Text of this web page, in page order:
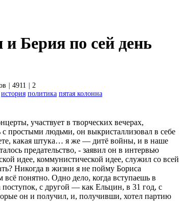
Берия по сей день
4911
2
история политика пятая колонна
участвует в творческих вечерах,
простыми людьми, он выкристаллизовал в себе
какая штука… я же — дитё войны, и в наше
предательство, - заявил он в интервью
идее, коммунистической идее, служил со всей
Никогда в жизни я не пойму Бориса
понятно. Одно дело, когда вступаешь в
с другой — как Ельцин, в 31 год, с
он и получил, и, получивши, хотел партию